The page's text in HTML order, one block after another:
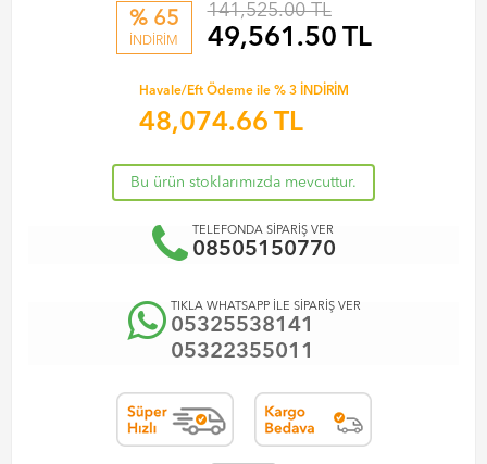
% 65
İNDİRİM
141,525.00 TL
49,561.50 TL
Havale/Eft Ödeme ile % 3 İNDİRİM
48,074.66 TL
Bu ürün stoklarımızda mevcuttur.
TELEFONDA SİPARİŞ VER
08505150770
TIKLA WHATSAPP İLE SİPARİŞ VER
05325538141
05322355011